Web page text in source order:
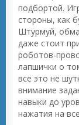
подбортой.
стороны, как
Штурмуй,
даже стоит
роботов-
лапшички о
все это не
внимание
навыки до
нажатия на